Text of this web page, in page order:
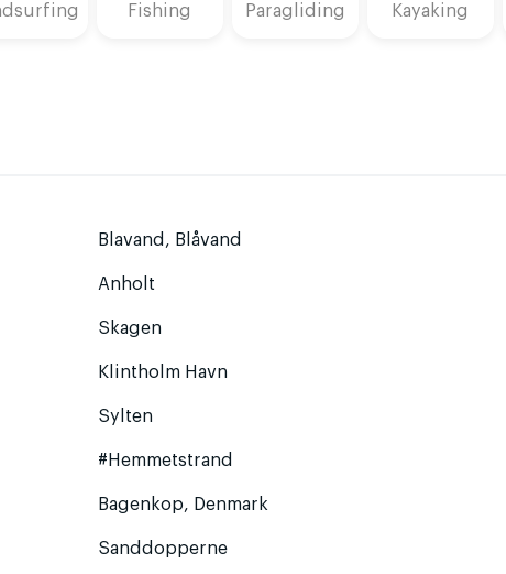
Fishing Paragliding Kayaking
Blavand, Blåvand
Anholt
Skagen
Klintholm Havn
Sylten
#Hemmetstrand
Bagenkop, Denmark
Sanddopperne